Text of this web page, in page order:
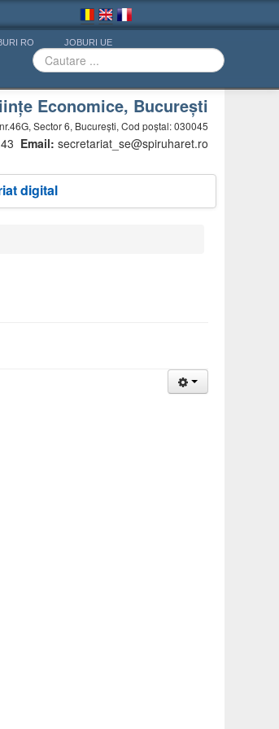
RO JOBURI UE
Economice, București
Sector 6, București, Cod poștal: 030045
Email: secretariat_se@spiruharet.ro
digital